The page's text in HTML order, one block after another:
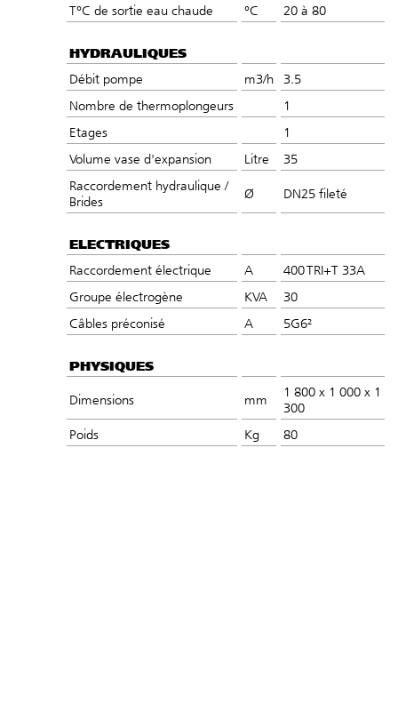
T°C de sortie eau chaude
°C 20 à 80
HYDRAULIQUES
Débit pompe m3/h
3.5
Nombre de thermoplongeurs
1
Etages
1
Volume vase d'expansion
Litre
35
Raccordement hydraulique /
Brides
Ø DN25 fileté
ELECTRIQUES
Raccordement électrique A
400 TRI+T​ 33A
Groupe électrogène
KVA​
30
Câbles préconisé
A 5G6²​
PHYSIQUES
Dimensions mm
1 800 x 1 000 x 1
300
Poids
Kg 80